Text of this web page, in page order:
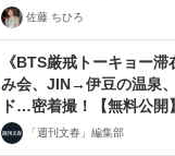
佐藤 ちひろ
《BTS厳戒トーキョー
み会、JIN→伊豆の温泉
ド…密着撮！【無料公開】
「週刊文春」編集部